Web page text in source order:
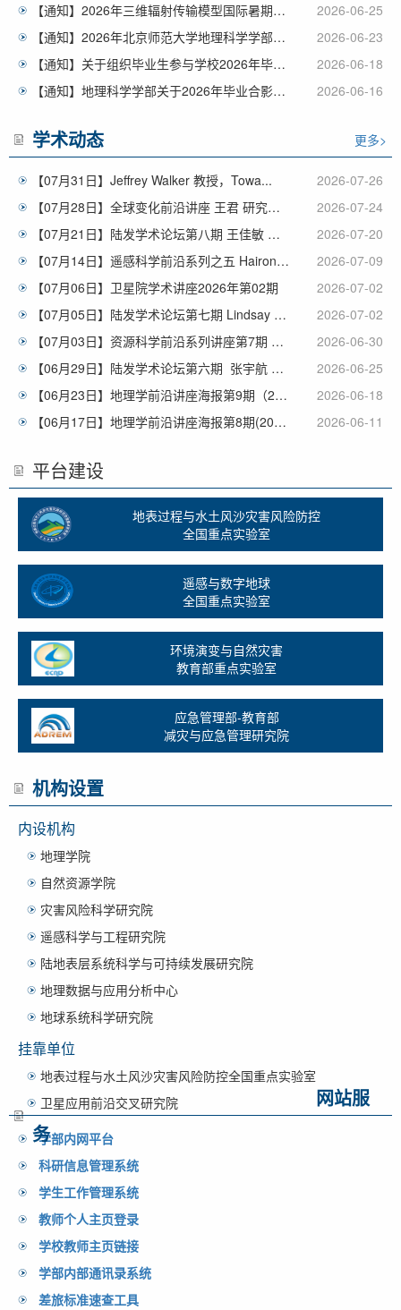
2026-06-25
【通知】2026年三维辐射传输模型国际暑期学校——第五届LESS...
2026-06-23
【通知】2026年北京师范大学地理科学学部优秀大学生系列夏令营—...
2026-06-18
【通知】关于组织毕业生参与学校2026年毕业典礼和学位授予仪式的...
2026-06-16
【通知】地理科学学部关于2026年毕业合影及毕业典礼安排的通知
更多>
学术动态
2026-07-26
【07月31日】Jeffrey Walker 教授，Towa...
2026-07-24
【07月28日】全球变化前沿讲座 王君 研究员，极端气候归因...
2026-07-20
【07月21日】陆发学术论坛第八期 王佳敏 助理研究员，中国...
2026-07-09
【07月14日】遥感科学前沿系列之五 Hairong Qi ...
2026-07-02
【07月06日】卫星院学术讲座2026年第02期
2026-07-02
【07月05日】陆发学术论坛第七期 Lindsay C. S...
2026-06-30
【07月03日】资源科学前沿系列讲座第7期 王忠武 教授，荒...
2026-06-25
【06月29日】陆发学术论坛第六期 张宇航 博士，澳大利亚...
2026-06-18
【06月23日】地理学前沿讲座海报第9期（2026） 王露 ...
2026-06-11
【06月17日】地理学前沿讲座海报第8期(2026) 曹梦秋...
平台建设
地表过程与水土风沙灾害风险防控
全国重点实验室
遥感与数字地球
全国重点实验室
环境演变与自然灾害
教育部重点实验室
应急管理部-教育部
减灾与应急管理研究院
机构设置
内设机构
地理学院
自然资源学院
灾害风险科学研究院
遥感科学与工程研究院
陆地表层系统科学与可持续发展研究院
地理数据与应用分析中心
地球系统科学研究院
挂靠单位
地表过程与水土风沙灾害风险防控全国重点实验室
卫星应用前沿交叉研究院
网站服
务
学部内网平台
科研信息管理系统
学生工作管理系统
教师个人主页登录
学校教师主页链接
学部内部通讯录系统
差旅标准速查工具